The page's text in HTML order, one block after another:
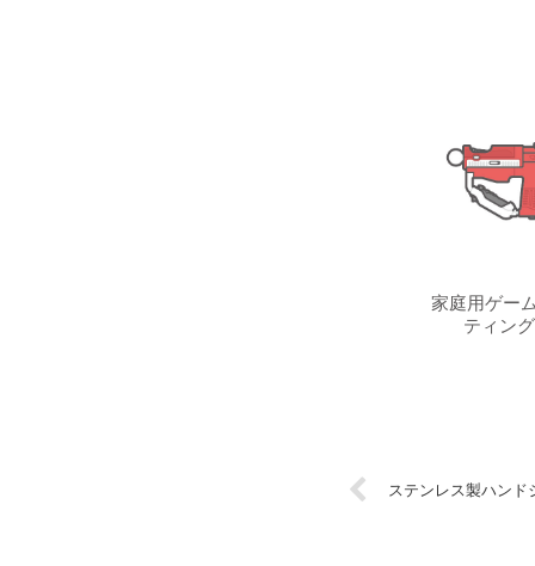
家庭用ゲー
ティン
ステンレス製ハンド